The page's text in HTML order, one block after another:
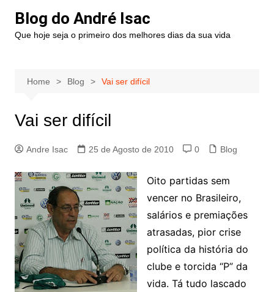
Blog do André Isac
Que hoje seja o primeiro dos melhores dias da sua vida
Home Blog Vai ser difícil
Vai ser difícil
Andre Isac 25 de Agosto de 2010 0 Blog
Oito partidas sem
vencer no Brasileiro,
salários e premiações
atrasadas, pior crise
política da história do
clube e torcida “P” da
vida. Tá tudo lascado